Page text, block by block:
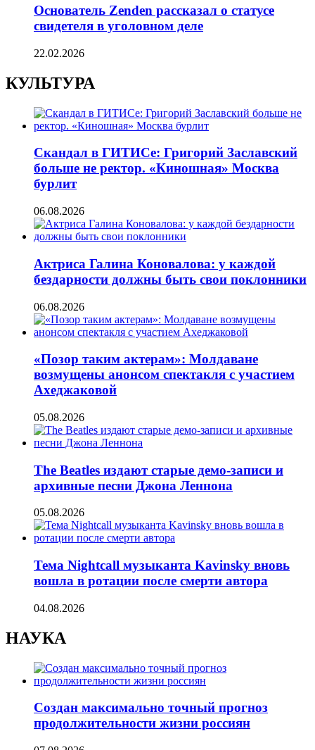
Основатель Zenden рассказал о статусе
свидетеля в уголовном деле
22.02.2026
КУЛЬТУРА
Скандал в ГИТИСе: Григорий Заславский
больше не ректор. «Киношная» Москва
бурлит
06.08.2026
Актриса Галина Коновалова: у каждой
бездарности должны быть свои поклонники
06.08.2026
«Позор таким актерам»: Молдаване
возмущены анонсом спектакля с участием
Ахеджаковой
05.08.2026
The Beatles издают старые демо-записи и
архивные песни Джона Леннона
05.08.2026
Тема Nightcall музыканта Kavinsky вновь
вошла в ротации после смерти автора
04.08.2026
НАУКА
Создан максимально точный прогноз
продолжительности жизни россиян